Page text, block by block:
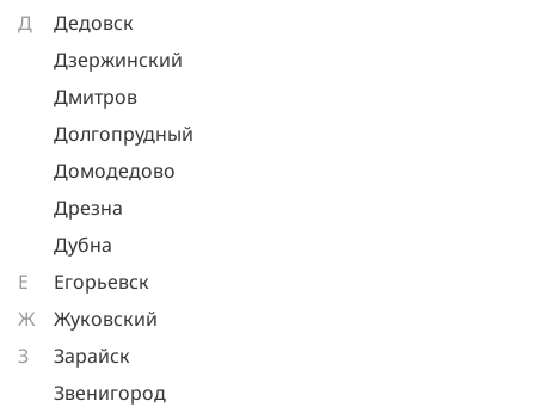
Д
Дедовск
Дзержинский
Дмитров
Долгопрудный
Домодедово
Дрезна
Дубна
Е
Егорьевск
Ж
Жуковский
З
Зарайск
Звенигород